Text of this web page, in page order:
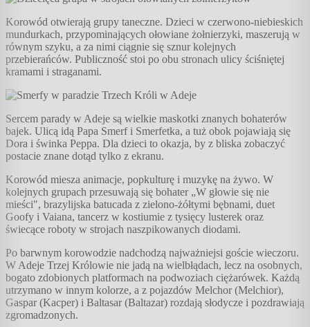
Korowód otwierają grupy taneczne. Dzieci w czerwono-niebieskich
mundurkach, przypominających ołowiane żołnierzyki, maszerują w
równym szyku, a za nimi ciągnie się sznur kolejnych
przebierańców. Publiczność stoi po obu stronach ulicy ściśniętej
kramami i straganami.
Sercem parady w Adeje są wielkie maskotki znanych bohaterów
bajek. Ulicą idą Papa Smerf i Smerfetka, a tuż obok pojawiają się
Dora i świnka Peppa. Dla dzieci to okazja, by z bliska zobaczyć
postacie znane dotąd tylko z ekranu.
Korowód miesza animacje, popkulturę i muzykę na żywo. W
kolejnych grupach przesuwają się bohater „W głowie się nie
mieści", brazylijska batucada z zielono-żółtymi bębnami, duet
Goofy i Vaiana, tancerz w kostiumie z tysięcy lusterek oraz
świecące roboty w strojach naszpikowanych diodami.
Po barwnym korowodzie nadchodzą najważniejsi goście wieczoru.
W Adeje Trzej Królowie nie jadą na wielbłądach, lecz na osobnych,
bogato zdobionych platformach na podwoziach ciężarówek. Każdą
utrzymano w innym kolorze, a z pojazdów Melchor (Melchior),
Gaspar (Kacper) i Baltasar (Baltazar) rozdają słodycze i pozdrawiają
zgromadzonych.